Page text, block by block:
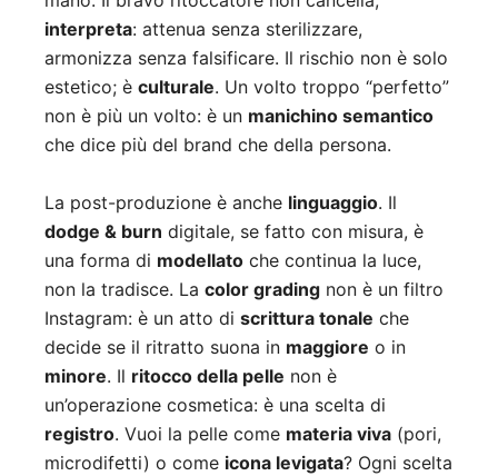
interpreta: attenua senza sterilizzare,
armonizza senza falsificare. Il rischio non è solo
estetico; è culturale. Un volto troppo “perfetto”
non è più un volto: è un manichino semantico
che dice più del brand che della persona.
La post-produzione è anche linguaggio. Il
dodge & burn digitale, se fatto con misura, è
una forma di modellato che continua la luce,
non la tradisce. La color grading non è un filtro
Instagram: è un atto di scrittura tonale che
decide se il ritratto suona in maggiore o in
minore. Il ritocco della pelle non è
un’operazione cosmetica: è una scelta di
registro. Vuoi la pelle come materia viva (pori,
microdifetti) o come icona levigata? Ogni scelta